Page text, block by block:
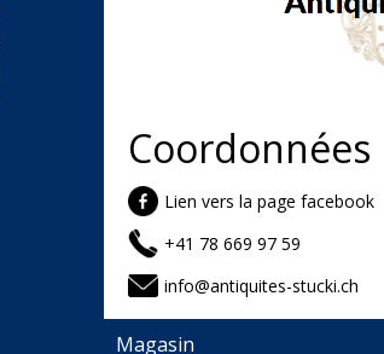
Coordonnées
Lien vers la page facebook
+41 78 669 97 59
info@antiquites-stucki.ch
Magasin